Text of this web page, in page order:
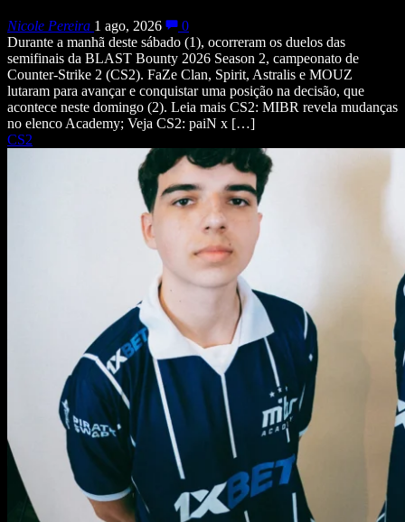
Nicole Pereira 1 ago, 2026
0
Durante a manhã deste sábado (1), ocorreram os duelos das
semifinais da BLAST Bounty 2026 Season 2, campeonato de
Counter-Strike 2 (CS2). FaZe Clan, Spirit, Astralis e MOUZ
lutaram para avançar e conquistar uma posição na decisão, que
acontece neste domingo (2). Leia mais CS2: MIBR revela mudanças
no elenco Academy; Veja CS2: paiN x […]
CS2